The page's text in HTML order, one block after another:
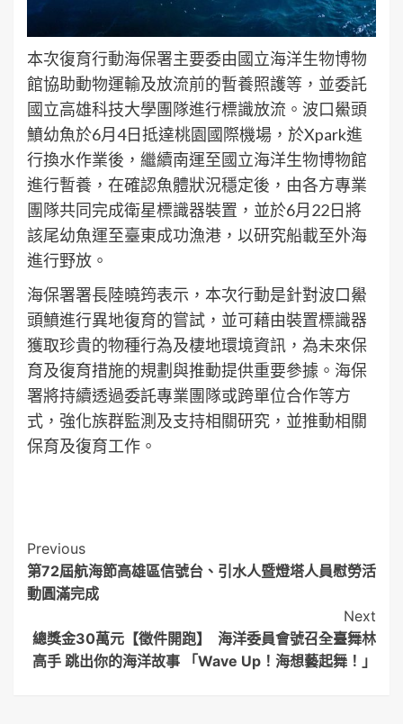
本次復育行動海保署主要委由國立海洋生物博物
館協助動物運輸及放流前的暫養照護等，並委託
國立高雄科技大學團隊進行標識放流。波口鱟頭
鱝幼魚於6月4日抵達桃園國際機場，於Xpark進
行換水作業後，繼續南運至國立海洋生物博物館
進行暫養，在確認魚體狀況穩定後，由各方專業
團隊共同完成衛星標識器裝置，並於6月22日將
該尾幼魚運至臺東成功漁港，以研究船載至外海
進行野放。
海保署署長陸曉筠表示，本次行動是針對波口鱟
頭鱝進行異地復育的嘗試，並可藉由裝置標識器
獲取珍貴的物種行為及棲地環境資訊，為未來保
育及復育措施的規劃與推動提供重要參據。海保
署將持續透過委託專業團隊或跨單位合作等方
式，強化族群監測及支持相關研究，並推動相關
保育及復育工作。
Post
Navigation
Previous
第72屆航海節高雄區信號台、引水人暨燈塔人員慰勞活
動圓滿完成
Next
總獎金30萬元【徵件開跑】 海洋委員會號召全臺舞林
高手 跳出你的海洋故事 「Wave Up！海想藝起舞！」